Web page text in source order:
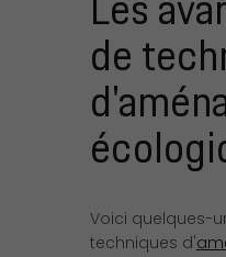
de
Voici quelques-
techniques d'